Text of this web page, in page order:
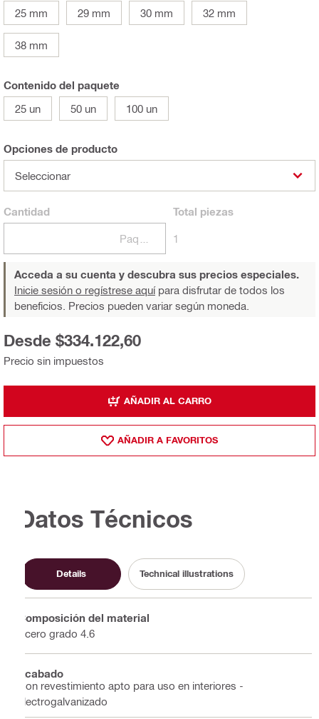
25 mm 29 mm 30 mm 32 mm
38 mm
Contenido del paquete
25 un
50 un 100 un
Opciones de producto
Seleccionar
Cantidad Total piezas
1
Acceda a su cuenta y descubra sus precios especiales.
Inicie sesión o regístrese aquípara disfrutar de todos los
beneficios. Precios pueden variar según moneda.
Precio sin impuestos
Desde $334.122,60
AÑADIR AL CARRO
AÑADIR A FAVORITOS
Datos Técnicos
Details Technical illustrations
Composición del material
Acero grado 4.6
Acabado
Con revestimiento apto para uso en interiores -
electrogalvanizado